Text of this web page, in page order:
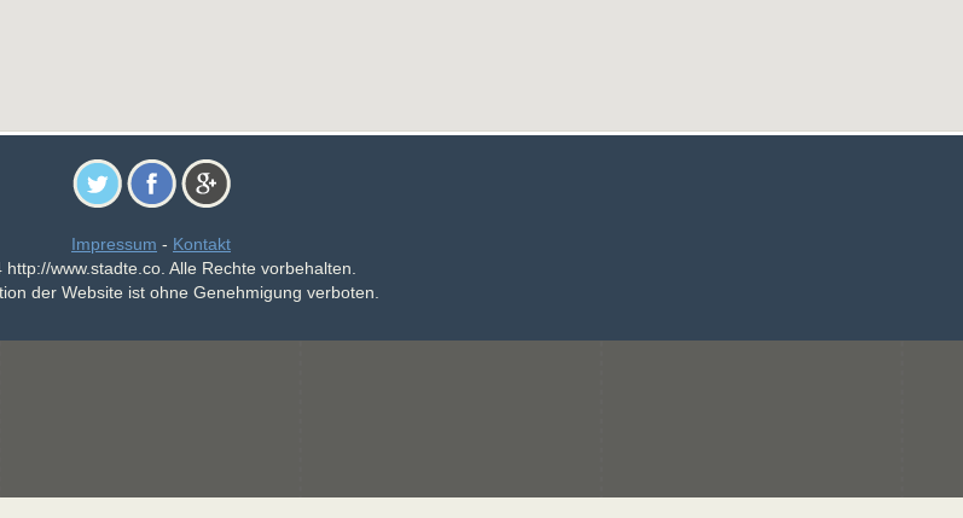
Impressum - Kontakt
www.stadte.co. Alle Rechte vorbehalten.
der Website ist ohne Genehmigung verboten.